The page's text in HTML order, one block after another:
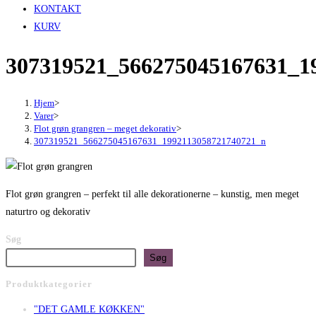
KONTAKT
KURV
Hjem>
Varer>
Flot grøn grangren – meget dekorativ>
307319521_566275045167631_1992113058721740721_n
Flot grøn grangren – perfekt til alle dekorationerne – kunstig, men meget
naturtro og dekorativ
Søg
Søg
Produktkategorier
"DET GAMLE KØKKEN"